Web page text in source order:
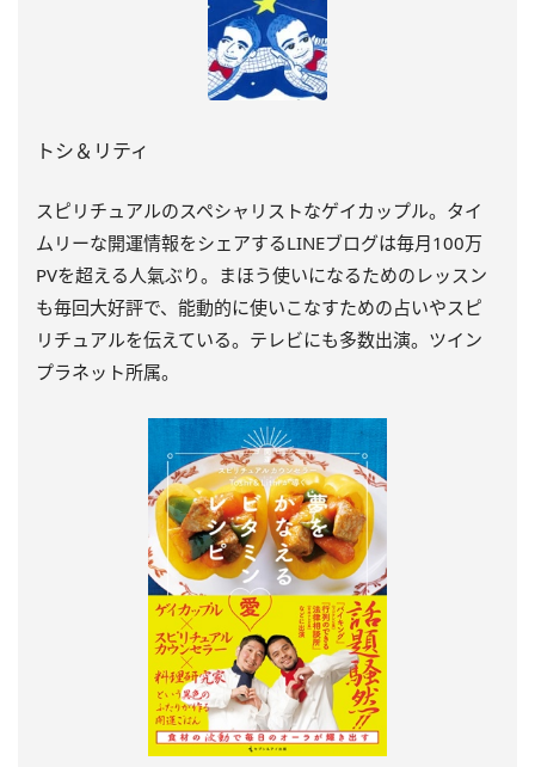
トシ＆リティ
スピリチュアルのスペシャリストなゲイカップル。タイ
ムリーな開運情報をシェアするLINEブログは毎月100万
PVを超える人氣ぶり。まほう使いになるためのレッスン
も毎回大好評で、能動的に使いこなすための占いやスピ
リチュアルを伝えている。テレビにも多数出演。ツイン
プラネット所属。